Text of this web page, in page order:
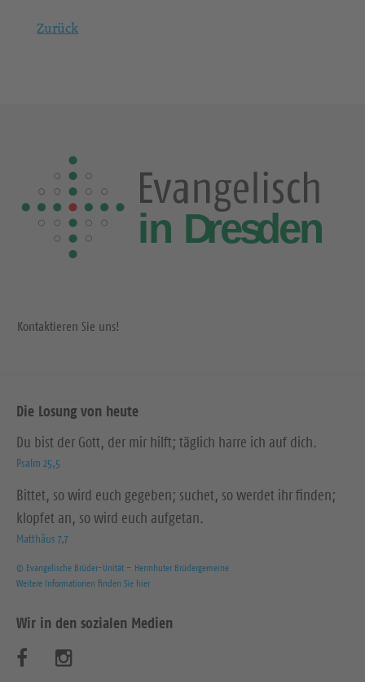
Zurück
Kontaktieren Sie uns!
Die Losung von heute
Du bist der Gott, der mir hilft; täglich harre ich auf dich.
Psalm 25,5
Bittet, so wird euch gegeben; suchet, so werdet ihr finden;
klopfet an, so wird euch aufgetan.
Matthäus 7,7
© Evangelische Brüder-Unität – Herrnhuter Brüdergemeine
Weitere Informationen finden Sie hier
Wir in den sozialen Medien